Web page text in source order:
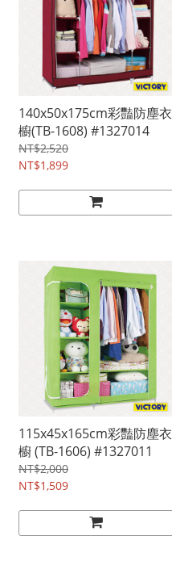
140x50x175cm彩豔防塵衣
櫥(TB-1608) #1327014
NT$2,520
NT$1,899
115x45x165cm彩豔防塵衣
櫥 (TB-1606) #1327011
NT$2,000
NT$1,509